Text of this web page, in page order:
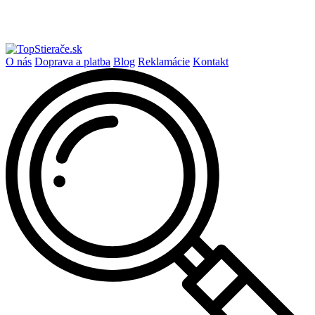
O nás Doprava a platba Blog Reklamácie Kontakt